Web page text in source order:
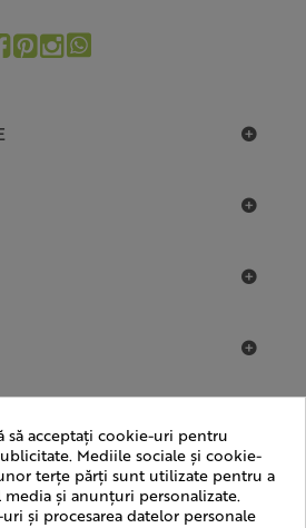
să acceptați cookie-uri pentru
Mediile sociale și cookie-
terțe părți sunt utilizate pentru a
și anunțuri personalizate.
și procesarea datelor personale